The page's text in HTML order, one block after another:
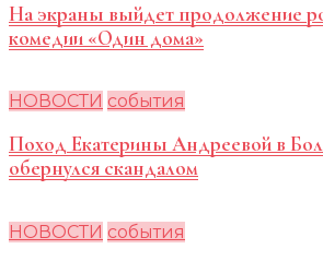
На экраны выйдет продолжение
комедии «Один дома»
НОВОСТИ события
Поход Екатерины Андреевой в
обернулся скандалом
НОВОСТИ события